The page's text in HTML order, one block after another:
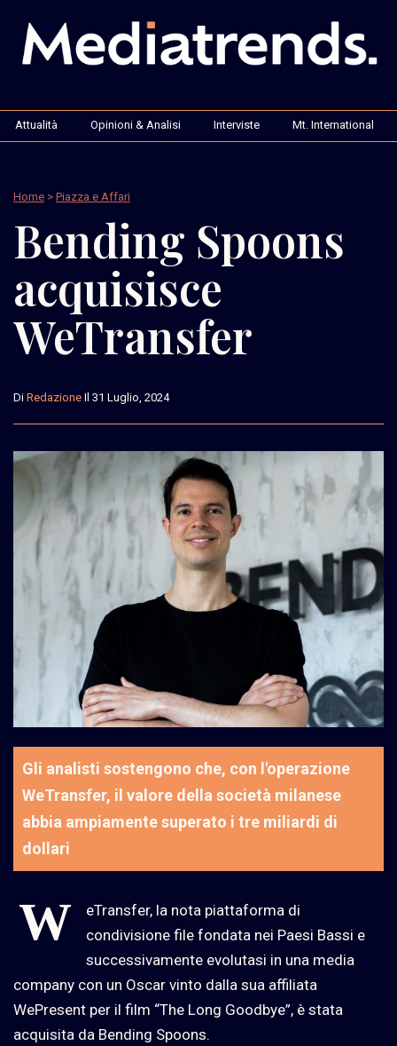
Attualità Opinioni & Analisi Interviste Mt. International
Home > Piazza e Affari
Bending Spoons
acquisisce
WeTransfer
Di Redazione Il 31 Luglio, 2024
Gli analisti sostengono che, con l'operazione
WeTransfer, il valore della società milanese
abbia ampiamente superato i tre miliardi di
dollari
W
eTransfer, la nota piattaforma di
condivisione file fondata nei Paesi Bassi e
successivamente evolutasi in una media
company con un Oscar vinto dalla sua affiliata
WePresent per il film “The Long Goodbye”, è stata
acquisita da Bending Spoons.